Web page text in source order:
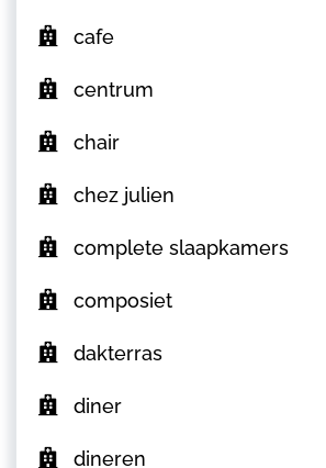
cafe
centrum
chair
chez julien
complete slaapkamers
composiet
dakterras
diner
dineren